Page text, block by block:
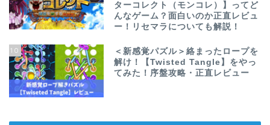
ターコレクト（モンコレ）】ってど
んなゲーム？面白いのか正直レビュ
ー！リセマラについても解説！
10
＜新感覚パズル＞絡まったロープを
解け！【Twisted Tangle】をやっ
てみた！序盤攻略・正直レビュー